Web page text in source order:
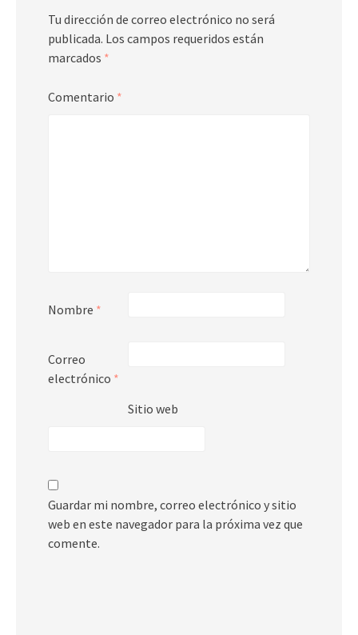
Tu dirección de correo electrónico no será
publicada. Los campos requeridos están
marcados *
Comentario *
Nombre *
Correo
electrónico *
Sitio web
Guardar mi nombre, correo electrónico y sitio
web en este navegador para la próxima vez que
comente.